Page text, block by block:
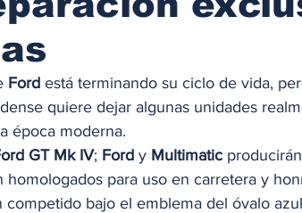
Ford está terminando su ciclo de vida,
quiere dejar algunas unidades
época moderna.
GT Mk IV; Ford y Multimatic
homologados para uso en carretera y
competido bajo el emblema del óvalo